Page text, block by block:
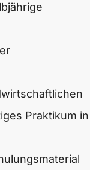
Praktikum in